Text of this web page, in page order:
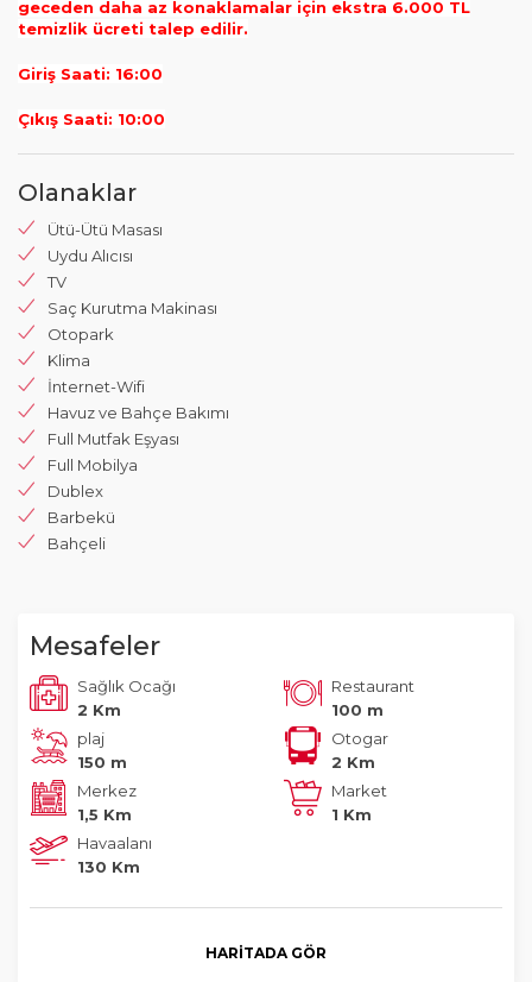
geceden daha az konaklamalar için ekstra 6.000 TL
temizlik ücreti talep edilir.
Giriş Saati: 16:00
Çıkış Saati: 10:00
Olanaklar
Ütü-Ütü Masası
Uydu Alıcısı
TV
Saç Kurutma Makinası
Otopark
Klima
İnternet-Wifi
Havuz ve Bahçe Bakımı
Full Mutfak Eşyası
Full Mobilya
Dublex
Barbekü
Bahçeli
Mesafeler
Sağlık Ocağı
2 Km
Restaurant
100 m
plaj
150 m
Otogar
2 Km
Merkez
1,5 Km
Market
1 Km
Havaalanı
130 Km
HARITADA GÖR